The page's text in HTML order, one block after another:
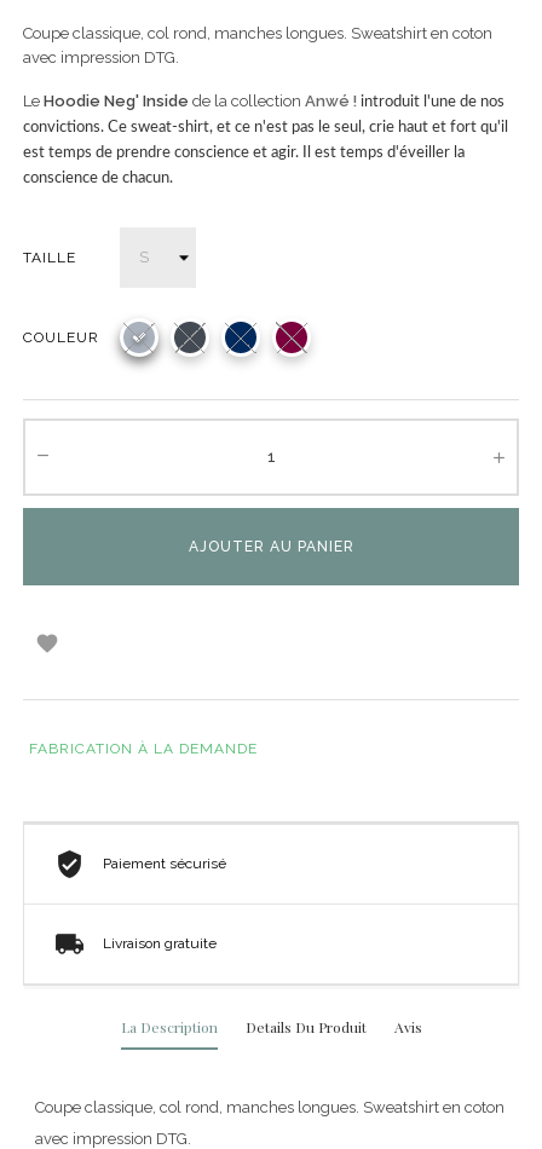
Coupe classique, col rond, manches longues. Sweatshirt en coton
avec impression DTG.
Le Hoodie Neg' Inside de la collection Anwé ! introduit l'une de nos
convictions. Ce sweat-shirt, et ce n'est pas le seul, crie haut et fort qu'il
est temps de prendre conscience et agir. Il est temps d'éveiller la
conscience de chacun.
TAILLE
COULEUR
AJOUTER AU PANIER

FABRICATION À LA DEMANDE
Paiement sécurisé
Livraison gratuite
La Description Details Du Produit Avis
Coupe classique, col rond, manches longues. Sweatshirt en coton
avec impression DTG.